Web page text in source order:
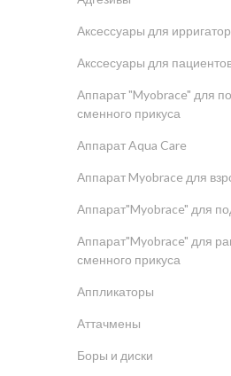
Аксессуары для
Акссесуары для
Аппарат "Myobrace" для
сменного прикуса
Аппарат Aqua Care
Аппарат Myobrace для
Аппарат"Myobrace" для
Аппарат"Myobrace" для
сменного прикуса
Аппликаторы
Аттачмены
Боры и диски